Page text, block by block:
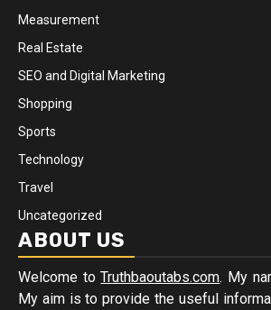
Measurement
Real Estate
SEO and Digital Marketing
Shopping
Sports
Technology
Travel
Uncategorized
ABOUT US
Welcome toTruthbaoutabs.com. My
My aim is to provide the useful